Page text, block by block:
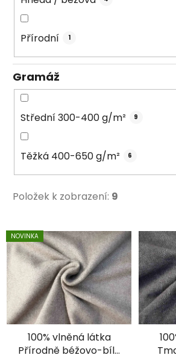
Přírodní 1
Gramáž
Střední 300-400 g/m² 9
Těžká 400-650 g/m² 6
Položek k zobrazení: 9
V
ý
p
i
p
r
NOVINKA
100% vlněná látka
Přírodně béžovo-bílý